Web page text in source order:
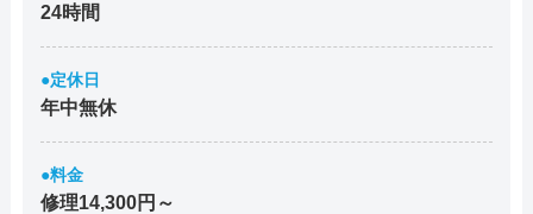
24時間
●定休日
年中無休
●料金
修理14,300円～